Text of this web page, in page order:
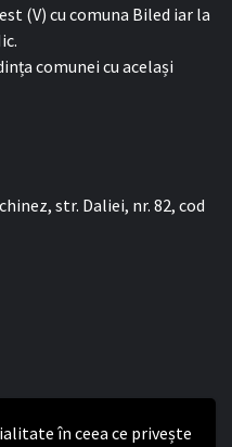
în ceea ce privește
(V) cu comuna Biled iar la
comunei cu același
str. Daliei, nr. 82, cod